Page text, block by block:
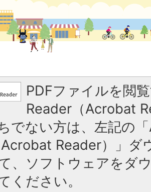
PDFファイルを閲
Reader（Acrobat
でない方は、左記の
Reader）」ダ
、ソフトウェアをダ
ください。